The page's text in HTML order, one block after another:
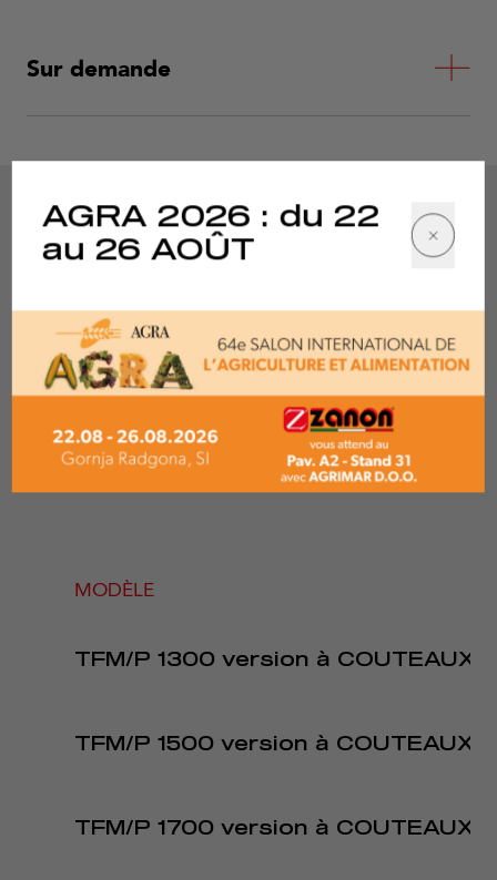
Sur demande
Spécifications
techniques
MODÈLE
TFM/P 1300 version à COUTEAUX
TFM/P 1500 version à COUTEAUX
TFM/P 1700 version à COUTEAUX
AGRA 2026 : du 22
au 26 AOÛT